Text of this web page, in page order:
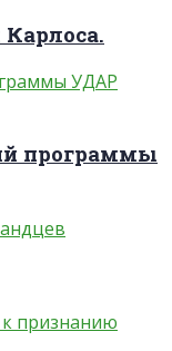
Карлоса.
программы